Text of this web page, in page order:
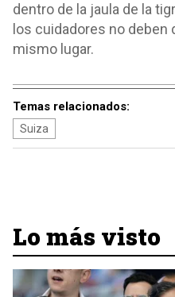
dentro de la jaula de la
los cuidadores no deben
mismo lugar.
Temas relacionados:
Suiza
Lo más visto